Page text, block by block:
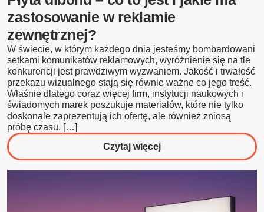
zastosowanie w reklamie
zewnętrznej?
W świecie, w którym każdego dnia jesteśmy bombardowani
setkami komunikatów reklamowych, wyróżnienie się na tle
konkurencji jest prawdziwym wyzwaniem. Jakość i trwałość
przekazu wizualnego stają się równie ważne co jego treść.
Właśnie dlatego coraz więcej firm, instytucji naukowych i
świadomych marek poszukuje materiałów, które nie tylko
doskonale zaprezentują ich ofertę, ale również zniosą
próbę czasu. […]
Czytaj więcejo
Płyta
co